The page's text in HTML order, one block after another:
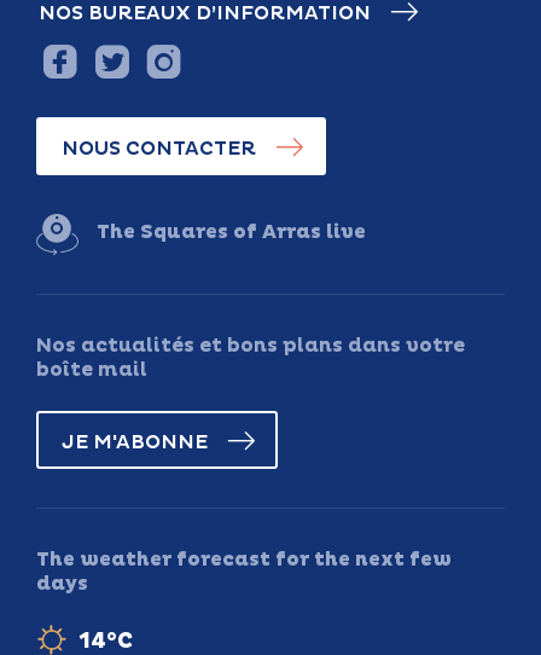
NOS BUREAUX D’INFORMATION
NOUS CONTACTER
The Squares of Arras live
Nos actualités et bons plans dans votre
boîte mail
JE M'ABONNE
The weather forecast for the next few
days
14°C